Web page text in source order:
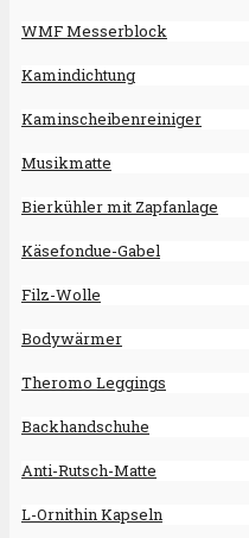
WMF Messerblock
Kamindichtung
Kaminscheibenreiniger
Musikmatte
Bierkühler mit Zapfanlage
Käsefondue-Gabel
Filz-Wolle
Bodywärmer
Theromo Leggings
Backhandschuhe
Anti-Rutsch-Matte
L-Ornithin Kapseln